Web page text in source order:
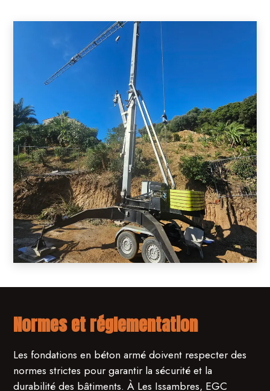
Normes et réglementation
Les fondations en béton armé doivent respecter des
normes strictes pour garantir la sécurité et la
durabilité des bâtiments. À Les Issambres, EGC